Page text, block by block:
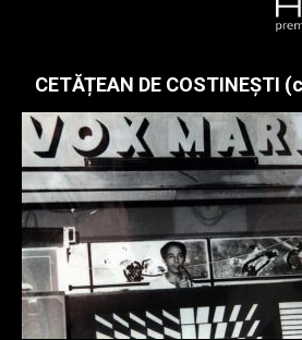
CETĂȚEAN DE COSTINEȘTI